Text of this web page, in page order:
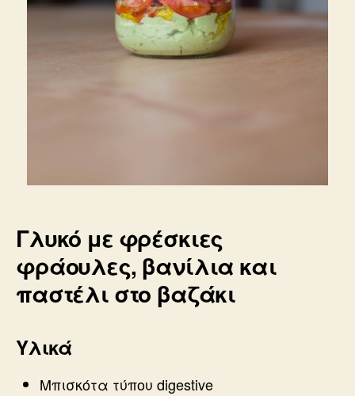
Γλυκό με φρέσκιες
φράουλες, βανίλια και
παστέλι στο βαζάκι
Υλικά
Μπισκότα τύπου digestive